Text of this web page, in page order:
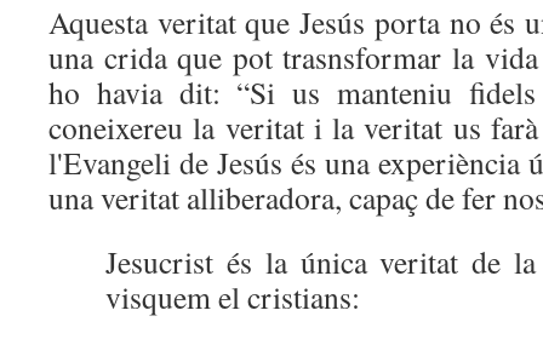
Aquesta veritat que Jesús porta no és
una crida que pot trasnsformar la vida
ho havia dit: “Si us manteniu
coneixereu la veritat i la veritat us
l'Evangeli de Jesús és una experiència
una veritat alliberadora, capaç de fer
Jesucrist és la única veritat de
visquem el cristians: